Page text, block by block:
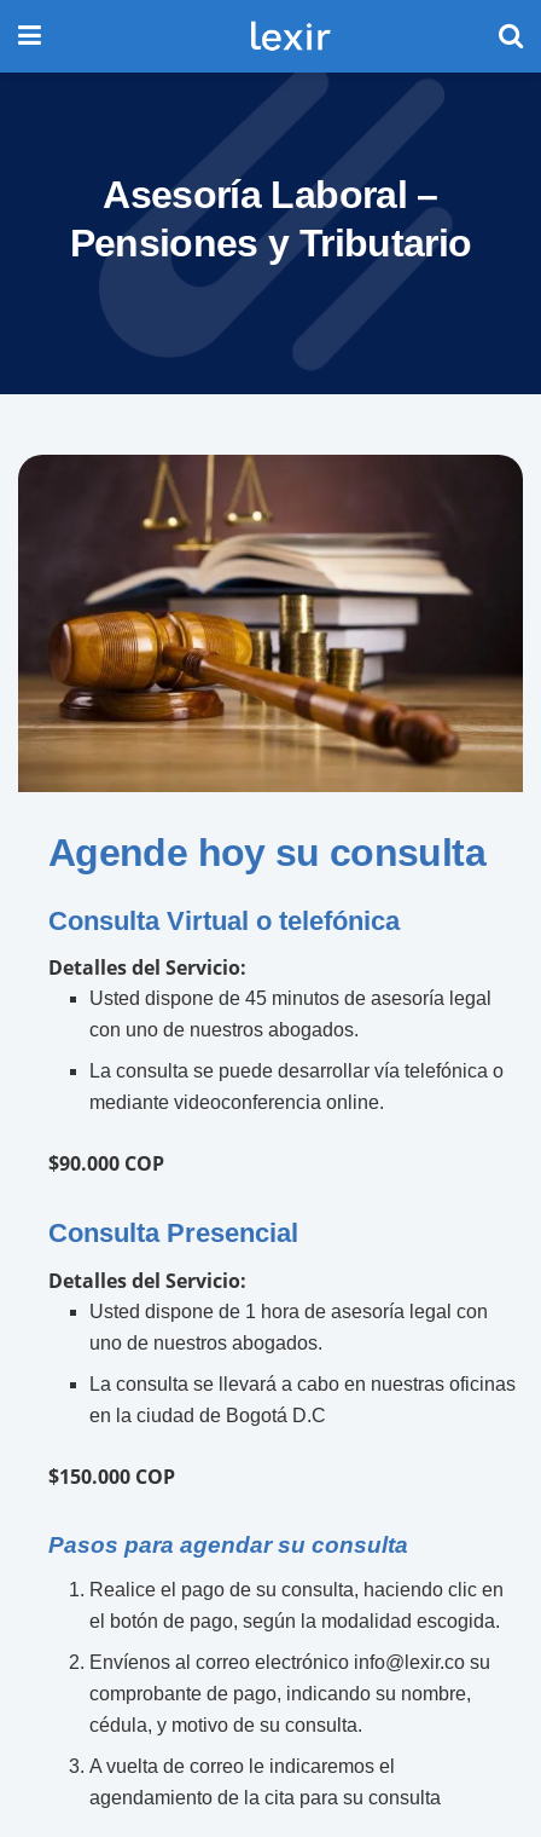
Asesoría Laboral –
Pensiones y Tributario
Agende hoy su consulta
Consulta Virtual o telefónica
Detalles del Servicio:
Usted dispone de 45 minutos de asesoría legal
con uno de nuestros abogados.
La consulta se puede desarrollar vía telefónica o
mediante videoconferencia online.
$90.000 COP
Consulta Presencial
Detalles del Servicio:
Usted dispone de 1 hora de asesoría legal con
uno de nuestros abogados.
La consulta se llevará a cabo en nuestras oficinas
en la ciudad de Bogotá D.C
$150.000 COP
Pasos para agendar su consulta
Realice el pago de su consulta, haciendo clic en
el botón de pago, según la modalidad escogida.
Envíenos al correo electrónico info@lexir.co su
comprobante de pago, indicando su nombre,
cédula, y motivo de su consulta.
A vuelta de correo le indicaremos el
agendamiento de la cita para su consulta